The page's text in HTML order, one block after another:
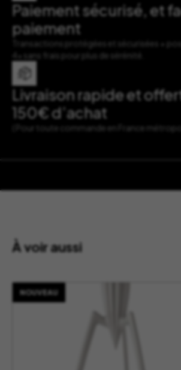
Paiement sécurisé, et
paiement
Transactions protégées et sécurisées +
4x sans frais pour plus de sérénité.
Livraison rapide et
150€ d’achat
( Pour toute commande en France
À voir aussi
NOUVEAU